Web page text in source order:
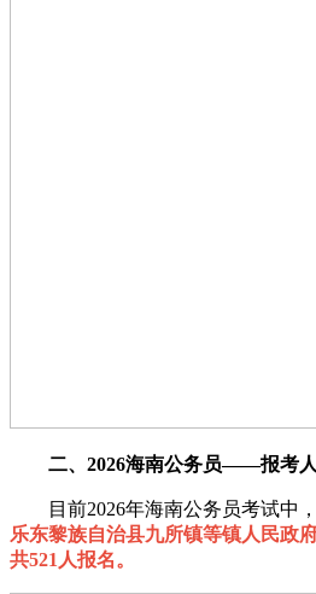
二、2026海南公务员——报考
目前2026年海南公务员考试中，
乐东黎族自治县九所镇等镇人民政
共521人报名。